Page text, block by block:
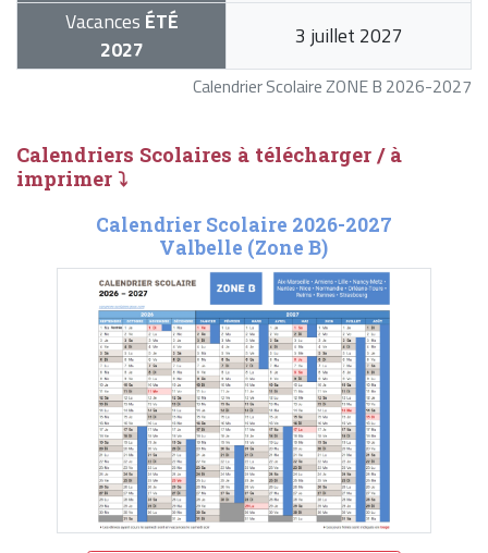
Calendrier Scolaire ZONE B 2026-2027
Vacances ÉTÉ
2027
3 juillet 2027
Calendriers Scolaires à télécharger / à
imprimer ⤵
Calendrier Scolaire 2026-2027
Valbelle (Zone B)